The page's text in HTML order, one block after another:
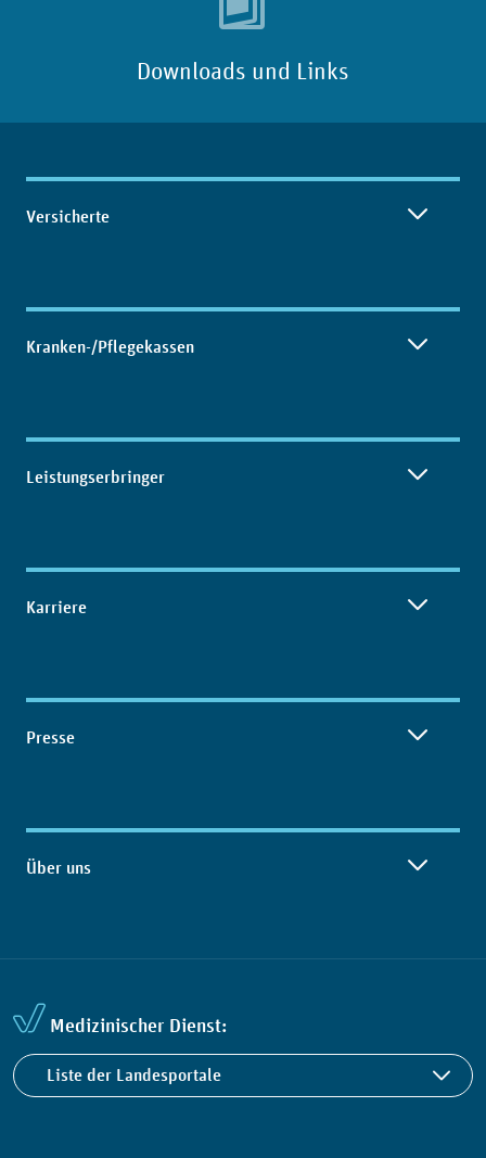
Downloads und Links
Inhaltsübersicht
Versicherte
Kranken-/Pflegekassen
Leistungserbringer
Karriere
Presse
Über uns
Medizinischer Dienst:
Liste der Landesportale